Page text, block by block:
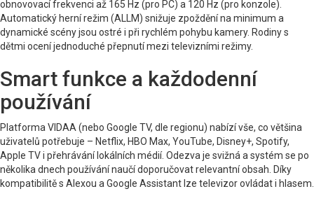
obnovovací frekvenci až 165 Hz (pro PC) a 120 Hz (pro konzole).
Automatický herní režim (ALLM) snižuje zpoždění na minimum a
dynamické scény jsou ostré i při rychlém pohybu kamery. Rodiny s
dětmi ocení jednoduché přepnutí mezi televizními režimy.
Smart funkce a každodenní
používání
Platforma VIDAA (nebo Google TV, dle regionu) nabízí vše, co většina
uživatelů potřebuje – Netflix, HBO Max, YouTube, Disney+, Spotify,
Apple TV i přehrávání lokálních médií. Odezva je svižná a systém se po
několika dnech používání naučí doporučovat relevantní obsah. Díky
kompatibilitě s Alexou a Google Assistant lze televizor ovládat i hlasem.